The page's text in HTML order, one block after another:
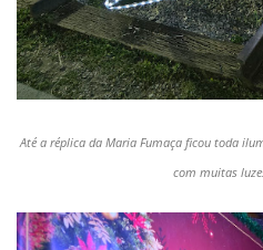
Até a réplica da Maria Fumaça ficou toda
com muitas